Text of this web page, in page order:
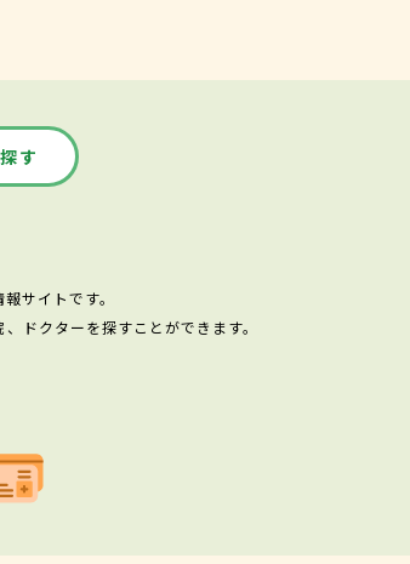
す
サイトです。
ドクターを探すことができます。